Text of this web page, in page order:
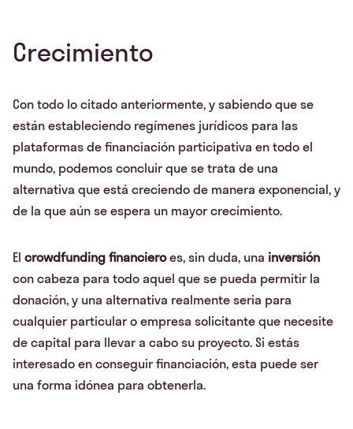
Crecimiento
Con todo lo citado anteriormente, y sabiendo que se
están estableciendo regímenes jurídicos para las
plataformas de financiación participativa en todo el
mundo, podemos concluir que se trata de una
alternativa que está creciendo de manera exponencial, y
de la que aún se espera un mayor crecimiento.
El crowdfunding financieroes, sin duda, una inversión
con cabeza para todo aquel que se pueda permitir la
donación, y una alternativa realmente seria para
cualquier particular o empresa solicitante que necesite
de capital para llevar a cabo su proyecto. Si estás
interesado en conseguir financiación, esta puede ser
una forma idónea para obtenerla.